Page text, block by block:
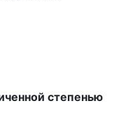
степенью